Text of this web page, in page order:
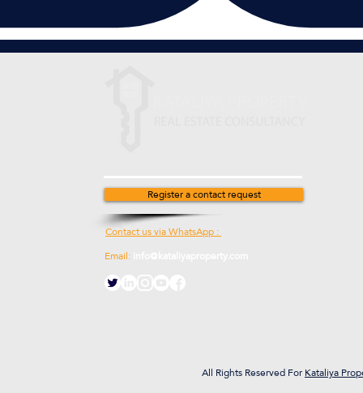
Register a contact request
Contact us via WhatsApp :
Email:
All Rights Reserved ForKataliya